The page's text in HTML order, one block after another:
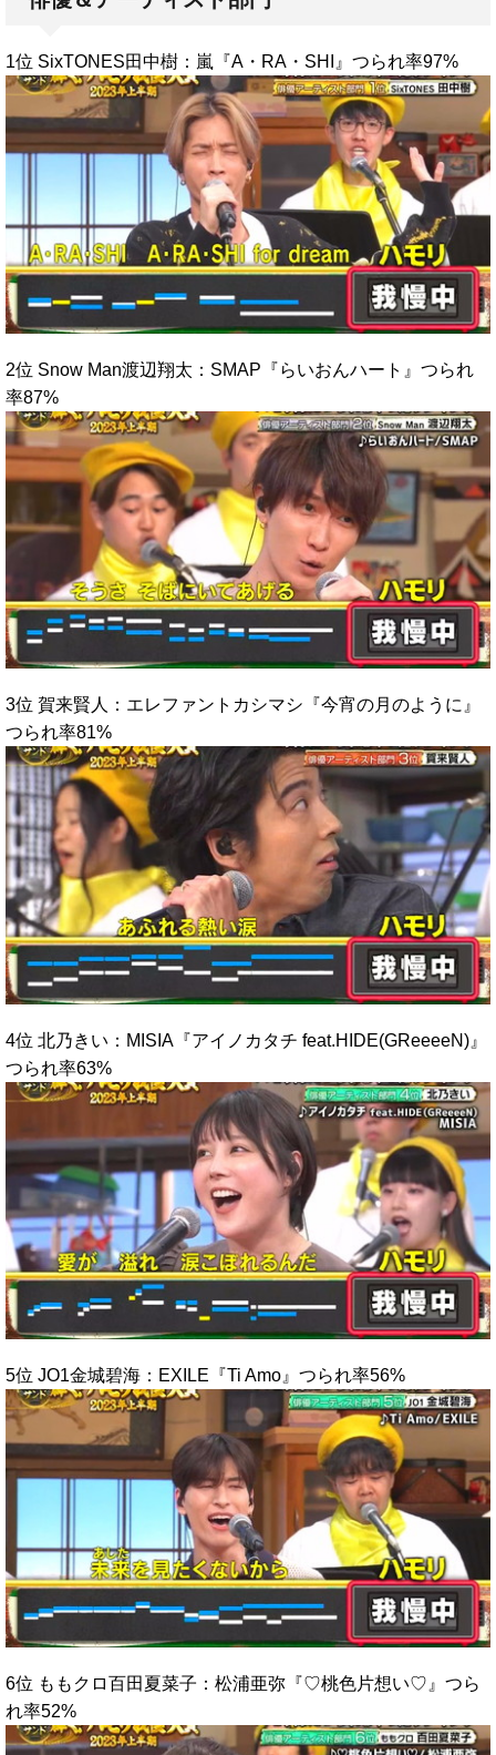
1位 SixTONES田中樹：嵐『A・RA・SHI』つられ率97%
2位 Snow Man渡辺翔太：SMAP『らいおんハート』つられ
率87%
3位 賀来賢人：エレファントカシマシ『今宵の月のように』
つられ率81%
4位 北乃きい：MISIA『アイノカタチ feat.HIDE(GReeeeN)』
つられ率63%
5位 JO1金城碧海：EXILE『Ti Amo』つられ率56%
6位 ももクロ百田夏菜子：松浦亜弥『♡桃色片想い♡』つら
れ率52%